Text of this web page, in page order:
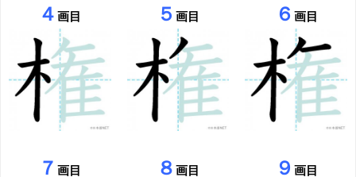
４画目 ５ 画目 ６ 画目
７画目 ８ 画目 ９ 画目